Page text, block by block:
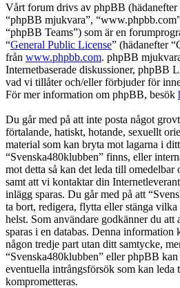
Vårt forum drivs av phpBB (hädanefter
“phpBB mjukvara”,
“phpBB Teams”) som är en
“General Public License” (hädanefter
från www.phpbb.com. phpBB
Internetbaserade diskussioner, phpBB
vad vi tillåter och/eller förbjuder för
För mer information om phpBB, besök
Du går med på att inte posta något
förtalande, hatiskt, hotande, sexuellt
material som kan bryta mot lagarna i
“Svenska480klubben” finns, eller
mot detta så kan det leda till omedelbar
samt att vi kontaktar din
inlägg sparas. Du går med på att
ta bort, redigera, flytta eller stänga vilka
helst. Som användare godkänner du
sparas i en databas. Denna information
någon tredje part utan ditt samtycke,
“Svenska480klubben” eller phpBB
eventuella intrångsförsök som kan
komprometteras.